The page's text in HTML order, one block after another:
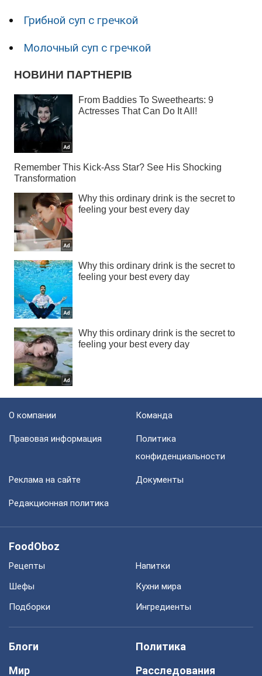
Грибной суп с гречкой
Молочный суп с гречкой
О компании Команда
Правовая информация
Политика
конфиденциальности
Реклама на сайте Документы
Редакционная политика
FoodOboz
Рецепты
Напитки
Шефы
Кухни мира
Подборки
Ингредиенты
Блоги
Политика
Мир
Расследования